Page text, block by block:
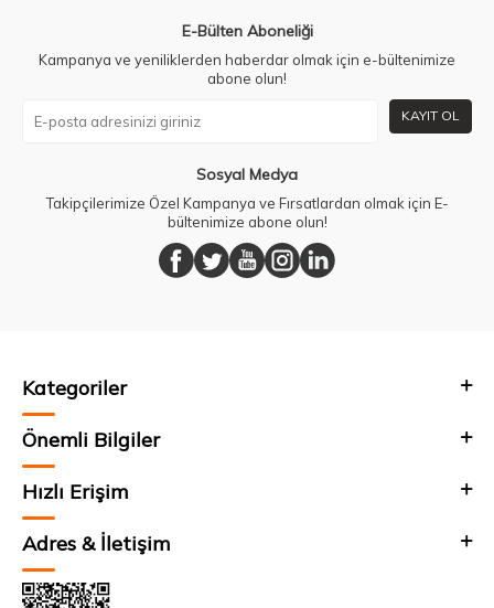
E-Bülten Aboneliği
Kampanya ve yeniliklerden haberdar olmak için e-bültenimize
abone olun!
KAYIT OL
Sosyal Medya
Takipçilerimize Özel Kampanya ve Fırsatlardan olmak için E-
bültenimize abone olun!
Kategoriler
Önemli Bilgiler
Hızlı Erişim
Adres & İletişim